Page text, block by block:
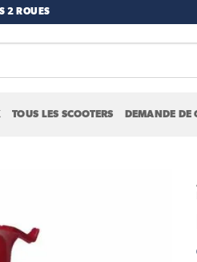
2 ROUES
TOUS LES SCOOTERS DEMANDE DE